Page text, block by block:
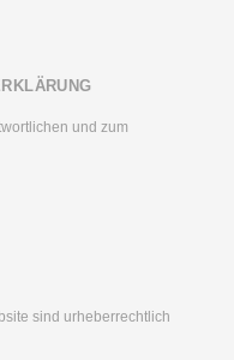
und zum
sind urheberrechtlich